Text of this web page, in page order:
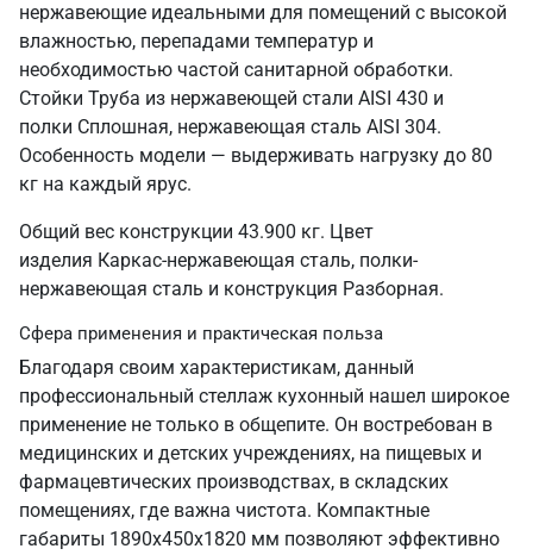
нержавеющие идеальными для помещений с высокой
влажностью, перепадами температур и
необходимостью частой санитарной обработки.
Стойки Труба из нержавеющей стали AISI 430 и
полки Сплошная, нержавеющая сталь AISI 304.
Особенность модели — выдерживать нагрузку до 80
кг на каждый ярус.
Общий вес конструкции 43.900 кг. Цвет
изделия Каркас-нержавеющая сталь, полки-
нержавеющая сталь и конструкция Разборная.
Сфера применения и практическая польза
Благодаря своим характеристикам, данный
профессиональный стеллаж кухонный нашел широкое
применение не только в общепите. Он востребован в
медицинских и детских учреждениях, на пищевых и
фармацевтических производствах, в складских
помещениях, где важна чистота. Компактные
габариты 1890х450х1820 мм позволяют эффективно